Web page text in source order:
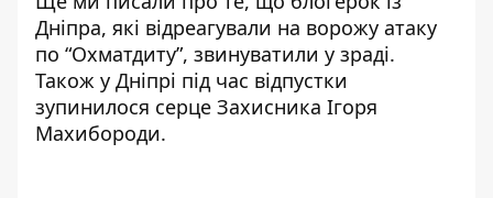
Дніпра, які відреагували на ворожу атаку
по “Охматдиту”, звинуватили у зраді.
Також у Дніпрі під час відпустки
зупинилося серце Захисника Ігоря
Махибороди.